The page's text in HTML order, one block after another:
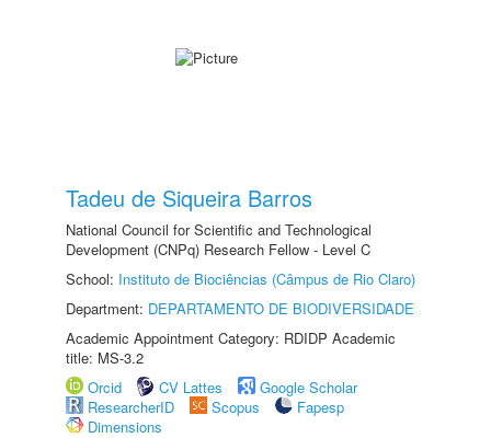
Tadeu de Siqueira Barros
National Council for Scientific and Technological
Development (CNPq) Research Fellow - Level C
School: Instituto de Biociências (Câmpus de Rio Claro)
Department: DEPARTAMENTO DE BIODIVERSIDADE
Academic Appointment Category: RDIDP Academic
title: MS-3.2
Orcid
CV Lattes
Google Scholar
ResearcherID
Scopus
Fapesp
Dimensions